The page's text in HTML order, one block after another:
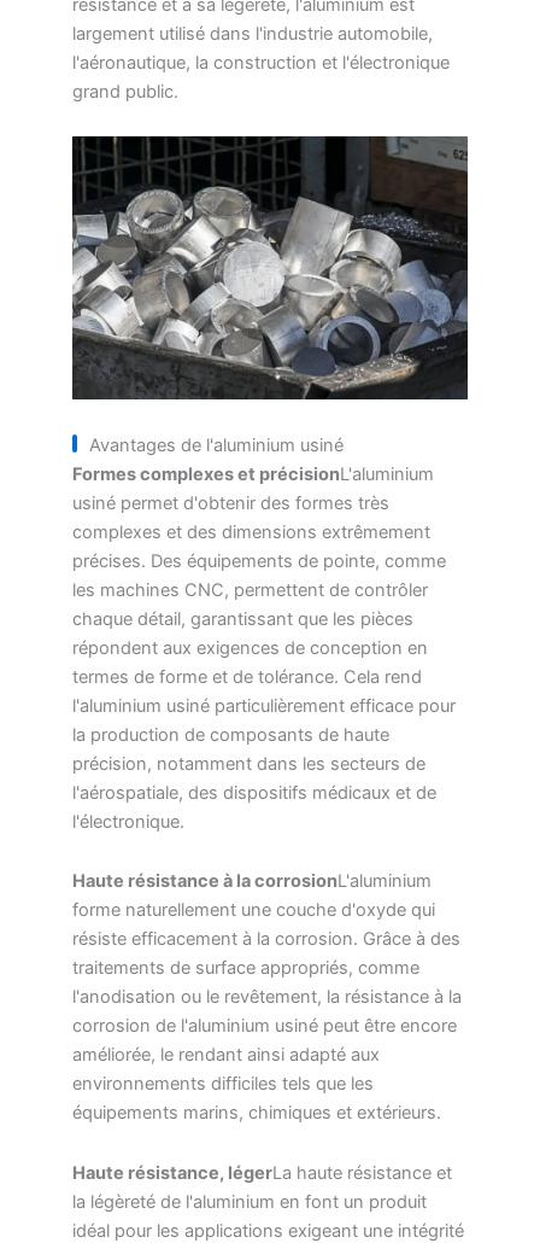
résistance et à sa légèreté, l'aluminium est
largement utilisé dans l'industrie automobile,
l'aéronautique, la construction et l'électronique
grand public.
Avantages de l'aluminium usiné
Formes complexes et précisionL'aluminium
usiné permet d'obtenir des formes très
complexes et des dimensions extrêmement
précises. Des équipements de pointe, comme
les machines CNC, permettent de contrôler
chaque détail, garantissant que les pièces
répondent aux exigences de conception en
termes de forme et de tolérance. Cela rend
l'aluminium usiné particulièrement efficace pour
la production de composants de haute
précision, notamment dans les secteurs de
l'aérospatiale, des dispositifs médicaux et de
l'électronique.
Haute résistance à la corrosionL'aluminium
forme naturellement une couche d'oxyde qui
résiste efficacement à la corrosion. Grâce à des
traitements de surface appropriés, comme
l'anodisation ou le revêtement, la résistance à la
corrosion de l'aluminium usiné peut être encore
améliorée, le rendant ainsi adapté aux
environnements difficiles tels que les
équipements marins, chimiques et extérieurs.
Haute résistance, légerLa haute résistance et
la légèreté de l'aluminium en font un produit
idéal pour les applications exigeant une intégrité